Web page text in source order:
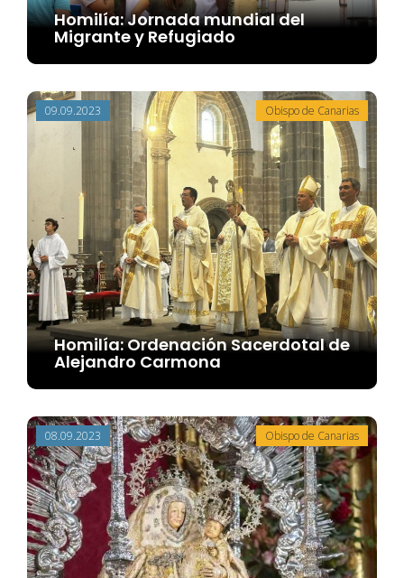
Homilía: Jornada mundial del
Migrante y Refugiado
09.09.2023 Obispo de Canarias
Homilía: Ordenación Sacerdotal de
Alejandro Carmona
08.09.2023 Obispo de Canarias